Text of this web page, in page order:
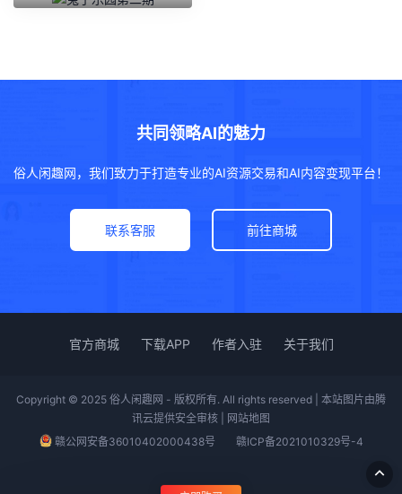
共同领略AI的魅力
俗人闲趣网，我们致力于打造专业的AI资源交易和AI内容变现平台！
联系客服 前往商城
官方商城 下载APP 作者入驻 关于我们
Copyright © 2025 俗人闲趣网 - 版权所有. All rights reserved | 本站图片由腾
讯云提供安全审核 |
网站地图
赣公网安备36010402000438号
赣ICP备2021010329号-4